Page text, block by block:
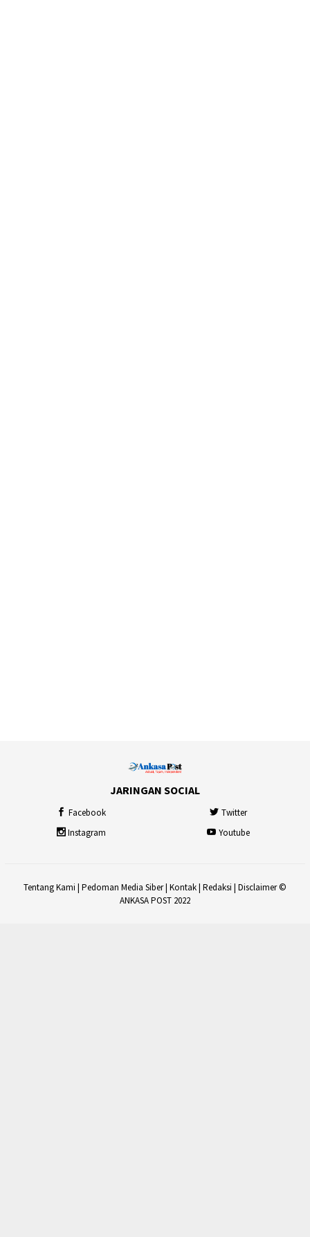
JARINGAN SOCIAL
Facebook
Twitter
Instagram
Youtube
Tentang Kami Pedoman Media Siber| Kontak Redaksi Disclaimer©
ANKASA POST 2022